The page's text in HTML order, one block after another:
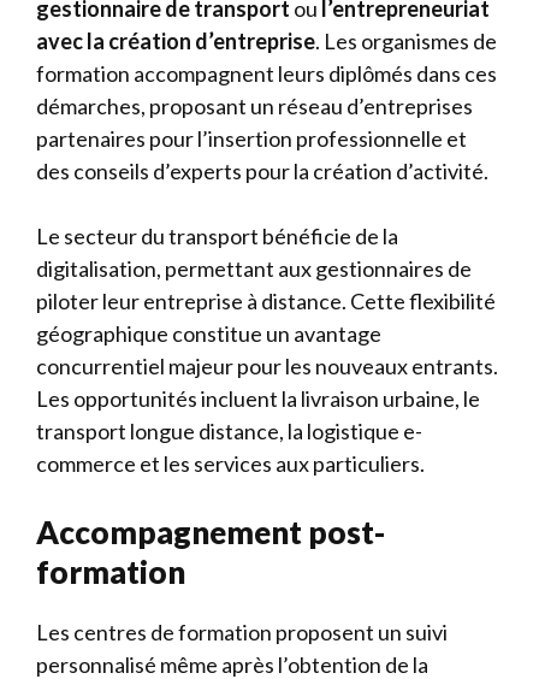
gestionnaire de transport ou l’entrepreneuriat
avec la création d’entreprise. Les organismes de
formation accompagnent leurs diplômés dans ces
démarches, proposant un réseau d’entreprises
partenaires pour l’insertion professionnelle et
des conseils d’experts pour la création d’activité.
Le secteur du transport bénéficie de la
digitalisation, permettant aux gestionnaires de
piloter leur entreprise à distance. Cette flexibilité
géographique constitue un avantage
concurrentiel majeur pour les nouveaux entrants.
Les opportunités incluent la livraison urbaine, le
transport longue distance, la logistique e-
commerce et les services aux particuliers.
Accompagnement post-
formation
Les centres de formation proposent un suivi
personnalisé même après l’obtention de la